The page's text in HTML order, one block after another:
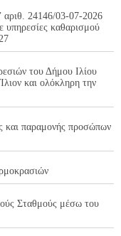
αριθ. 24146/03-07-2026
υπηρεσίες καθαρισμού
του Δήμου Ιλίου
και ολόκληρη την
και παραμονής προσώπων
Σταθμούς μέσω του